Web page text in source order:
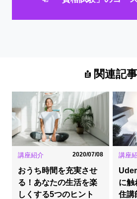
関連記事
講座紹介 2020/07/08
おうち時間を充実させ
る！あなたの生活を楽
しくする5つのヒント
講座
に触
住講